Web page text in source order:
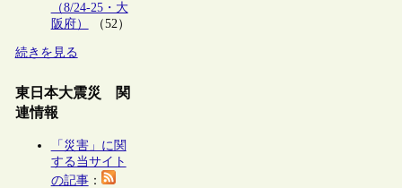
（8/24-25・大
阪府）
（52）
続きを見る
東日本大震災 関
連情報
「災害」に関
する当サイト
の記事：